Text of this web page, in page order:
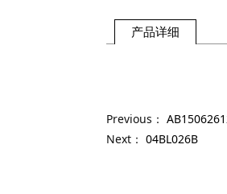
产品详细
Previous：
Next： 04BL026B